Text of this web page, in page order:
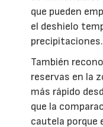
que pueden
el deshielo
precipitaciones.
También
reservas en la
más rápido
que la
cautela porque